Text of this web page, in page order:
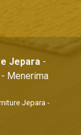
Jepara-
Menerima
Jepara-